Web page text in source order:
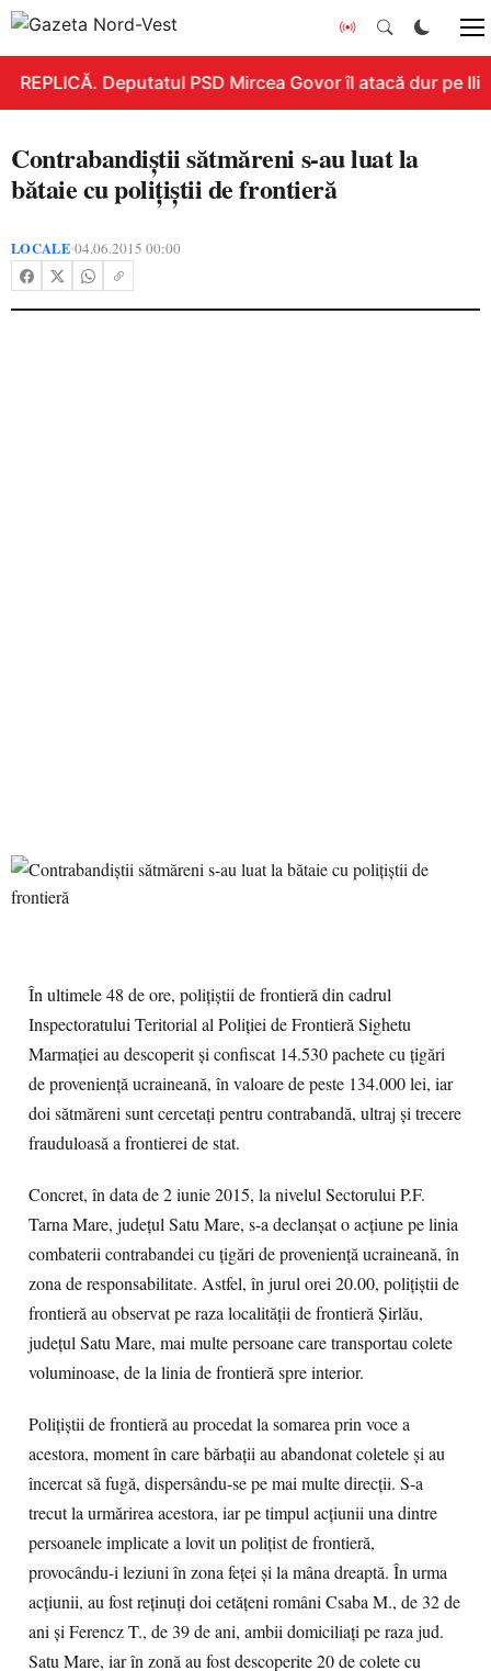
REPLICĂ. Deputatul PSD Mircea Govor îl atacă dur pe
Contrabandiştii sătmăreni s-au luat la
bătaie cu poliţiştii de frontieră
LOCALE•04.06.2015 00:00
În ultimele 48 de ore, poliţiştii de frontieră din cadrul
Inspectoratului Teritorial al Poliţiei de Frontieră Sighetu
Marmaţiei au descoperit şi confiscat 14.530 pachete cu ţigări
de provenienţă ucraineană, în valoare de peste 134.000 lei, iar
doi sătmăreni sunt cercetaţi pentru contrabandă, ultraj şi trecere
frauduloasă a frontierei de stat.
Concret, în data de 2 iunie 2015, la nivelul Sectorului P.F.
Tarna Mare, judeţul Satu Mare, s-a declanşat o acţiune pe linia
combaterii contrabandei cu ţigări de provenienţă ucraineană, în
zona de responsabilitate. Astfel, în jurul orei 20.00, poliţiştii de
frontieră au observat pe raza localităţii de frontieră Şirlău,
judeţul Satu Mare, mai multe persoane care transportau colete
voluminoase, de la linia de frontieră spre interior.
Poliţiştii de frontieră au procedat la somarea prin voce a
acestora, moment în care bărbaţii au abandonat coletele şi au
încercat să fugă, dispersându-se pe mai multe direcţii. S-a
trecut la urmărirea acestora, iar pe timpul acţiunii una dintre
persoanele implicate a lovit un poliţist de frontieră,
provocându-i leziuni în zona feţei şi la mâna dreaptă. În urma
acţiunii, au fost reţinuţi doi cetăţeni români Csaba M., de 32 de
ani şi Ferencz T., de 39 de ani, ambii domiciliaţi pe raza jud.
Satu Mare, iar în zonă au fost descoperite 20 de colete cu